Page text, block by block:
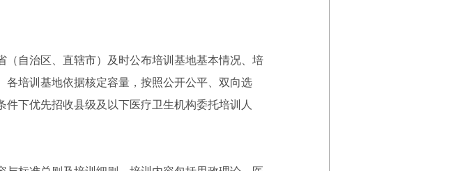
自治区、直辖市）及时公布培训基地基本情况、培
培训基地依据核定容量，按照公开公平、双向选
下优先招收县级及以下医疗卫生机构委托培训人